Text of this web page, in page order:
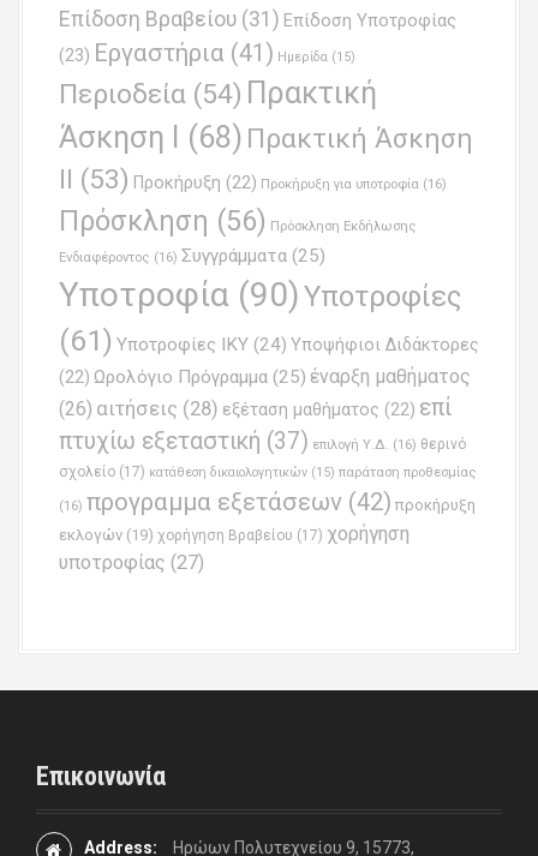
Επίδοση Βραβείου (31) Επίδοση Υποτροφίας
(23) Εργαστήρια (41) Ημερίδα (15)
Περιοδεία (54) Πρακτική
Άσκηση Ι
(68) Πρακτική Άσκηση
ΙΙ (53) Προκήρυξη (22) Προκήρυξη για υποτροφία (16)
Πρόσκληση (56) Πρόσκληση Εκδήλωσης
Ενδιαφέροντος (16) Συγγράμματα (25)
Υποτροφία (90)Υποτροφίες
(61) Υποτροφίες ΙΚΥ (24) Υποψήφιοι Διδάκτορες
(22) Ωρολόγιο Πρόγραμμα (25) έναρξη μαθήματος
(26) αιτήσεις (28) εξέταση μαθήματος (22) επί
πτυχίω εξεταστική (37) επιλογή Υ.Δ. (16) θερινό
σχολείο (17) κατάθεση δικαιολογητικών (15) παράταση προθεσμίας
(16) προγραμμα εξετάσεων (42) προκήρυξη
εκλογών (19) χορήγηση Βραβείου (17) χορήγηση
υποτροφίας (27)
Επικοινωνία
Address:
Ηρώων Πολυτεχνείου 9, 15773,